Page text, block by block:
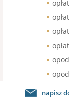
napisz